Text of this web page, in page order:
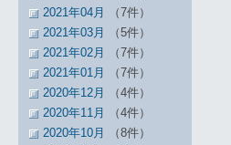
2021年04月
（7件）
2021年03月
（5件）
2021年02月
（7件）
2021年01月
（7件）
2020年12月
（4件）
2020年11月
（4件）
2020年10月
（8件）